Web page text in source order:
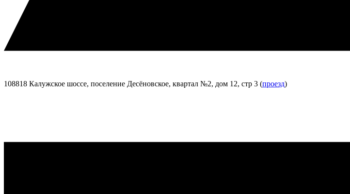
108818 Калужское шоссе, поселение Десёновское, квартал №2, дом 12, стр 3 (проезд)